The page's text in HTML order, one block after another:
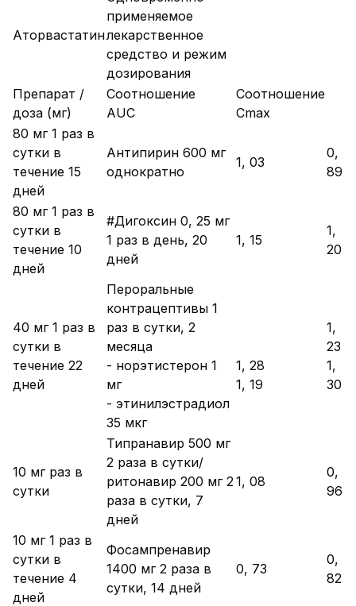
Аторвастатин
применяемое
лекарственное
средство и режим
дозирования
Препарат /
доза (мг)
Соотношение
AUC
Соотношение
Cmax
80 мг 1 раз в
сутки в
течение 15
дней
Антипирин 600 мг
однократно
1, 03
0,
89
80 мг 1 раз в
сутки в
течение 10
дней
#Дигоксин 0, 25 мг
1 раз в день, 20
дней
1, 15
1,
20
40 мг 1 раз в
сутки в
течение 22
дней
Пероральные
контрацептивы 1
раз в сутки, 2
месяца
- норэтистерон 1
мг
- этинилэстрадиол
35 мкг
1, 28
1, 19
1,
23
1,
30
10 мг раз в
сутки
Типранавир 500 мг
2 раза в сутки/
ритонавир 200 мг 2
раза в сутки, 7
дней
1, 08
0,
96
10 мг 1 раз в
сутки в
течение 4
дней
Фосампренавир
1400 мг 2 раза в
сутки, 14 дней
0, 73
0,
82